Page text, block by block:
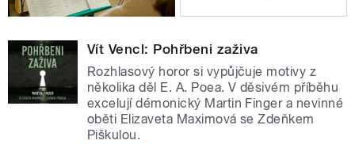
Vít Vencl: Pohřbeni zaživa
Rozhlasový horor si vypůjčuje motivy z
několika děl E. A. Poea. V děsivém příběhu
excelují démonický Martin Finger a nevinné
oběti Elizaveta Maximová se Zdeňkem
Piškulou.